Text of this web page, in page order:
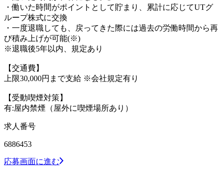
・働いた時間がポイントとして貯まり、累計に応じてUTグ
ループ株式に交換
・一度退職しても、戻ってきた際には過去の労働時間から再
び積み上げが可能(※)
※退職後5年以内、規定あり
【交通費】
上限30,000円まで支給 ※会社規定有り
【受動喫煙対策】
有:屋内禁煙（屋外に喫煙場所あり）
求人番号
6886453
応募画面に進む